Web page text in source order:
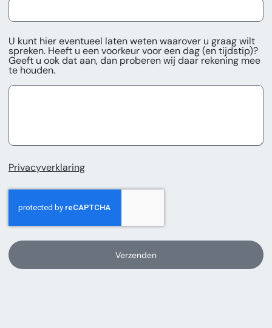
U kunt hier eventueel laten weten waarover u graag wilt
spreken. Heeft u een voorkeur voor een dag (en tijdstip)?
Geeft u ook dat aan, dan proberen wij daar rekening mee
te houden.
Privacyverklaring
Verzenden